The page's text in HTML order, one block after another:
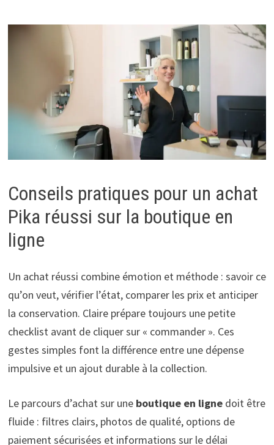
Conseils pratiques pour un achat
Pika réussi sur la boutique en
ligne
Un achat réussi combine émotion et méthode : savoir ce
qu’on veut, vérifier l’état, comparer les prix et anticiper
la conservation. Claire prépare toujours une petite
checklist avant de cliquer sur « commander ». Ces
gestes simples font la différence entre une dépense
impulsive et un ajout durable à la collection.
Le parcours d’achat sur une boutique en lignedoit être
fluide : filtres clairs, photos de qualité, options de
paiement sécurisées et informations sur le délai